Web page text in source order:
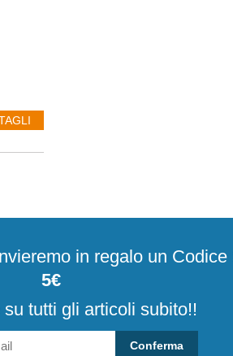
in regalo un
5€
tutti gli articoli subito!!
Conferma